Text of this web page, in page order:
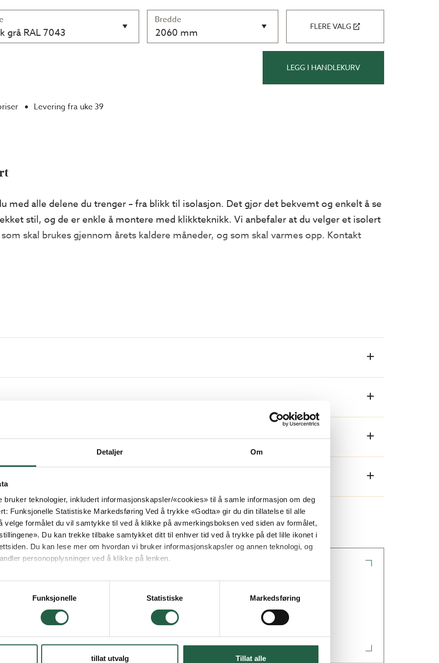
Detaljer Om
bruker teknologier, inkludert informasjonskapsler/«cookies» til å samle informasjon om deg
Funksjonelle Statistiske Markedsføring Ved å trykke «Godta» gir du din tillatelse til alle
velge formålet du vil samtykke til ved å klikke på avmerkingsboksen ved siden av formålet,
Du kan trekke tilbake samtykket ditt til enhver tid ved å trykke på det lille ikonet i
Du kan lese mer om hvordan vi bruker informasjonskapsler og annen teknologi, og
personopplysninger ved å klikke på lenken.
behandler personopplysninger
Funksjonelle Statistiske Markedsføring
tillat utvalg Tillat alle
grå RAL 7043
Bredde
2060 mm FLERE VALG
LEGG I HANDLEKURV
Levering fra uke 39
med alle delene du trenger – fra blikk til isolasjon. Det gjør det bekvemt og enkelt å se
stil, og de er enkle å montere med klikkteknikk. Vi anbefaler at du velger et isolert
skal brukes gjennom årets kaldere måneder, og som skal varmes opp. Kontakt
se pris &
stålplatetak
Vanlige spørsmål & svar om produkter